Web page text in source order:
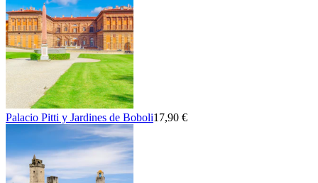
Palacio Pitti y Jardines de Boboli17,90 €